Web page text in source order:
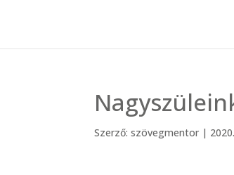
Szerző:szövegmentor |